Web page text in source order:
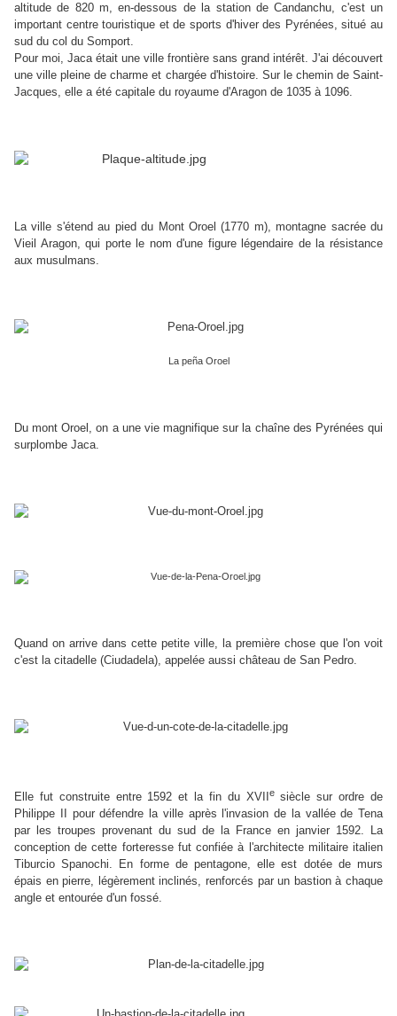
altitude de 820 m, en-dessous de la station de Candanchu, c'est un
important centre touristique et de sports d'hiver des Pyrénées, situé au
sud du col du Somport.
Pour moi, Jaca était une ville frontière sans grand intérêt. J'ai découvert
une ville pleine de charme et chargée d'histoire. Sur le chemin de Saint-
Jacques, elle a été capitale du royaume d'Aragon de 1035 à 1096.
La ville s'étend au pied du Mont Oroel (1770 m), montagne sacrée du
Vieil Aragon, qui porte le nom d'une figure légendaire de la résistance
aux musulmans.
La peña Oroel
Du mont Oroel, on a une vie magnifique sur la chaîne des Pyrénées qui
surplombe Jaca.
Quand on arrive dans cette petite ville, la première chose que l'on voit
c'est la citadelle (Ciudadela), appelée aussi château de San Pedro.
Elle fut construite entre 1592 et la fin du XVIIesiècle sur ordre de
Philippe II pour défendre la ville après l'invasion de la vallée de Tena
par les troupes provenant du sud de la France en janvier 1592. La
conception de cette forteresse fut confiée à l'architecte militaire italien
Tiburcio Spanochi. En forme de pentagone, elle est dotée de murs
épais en pierre, légèrement inclinés, renforcés par un bastion à chaque
angle et entourée d'un fossé.